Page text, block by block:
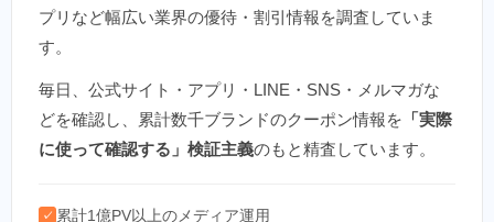
プリなど幅広い業界の優待・割引情報を調査していま
す。
毎日、公式サイト・アプリ・LINE・SNS・メルマガな
どを確認し、累計数千ブランドのクーポン情報を 「実際
に使って確認する」検証主義のもと精査しています。
✓ 累計1億PV以上のメディア運用